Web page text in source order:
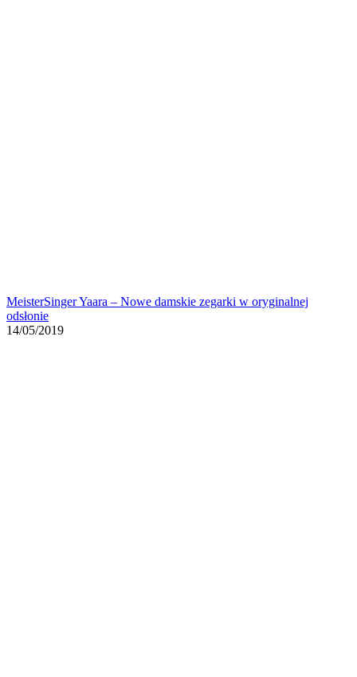
MeisterSinger Yaara – Nowe damskie zegarki w oryginalnej
odsłonie
14/05/2019